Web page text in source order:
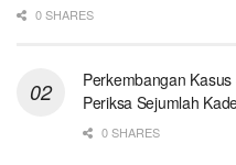
0 SHARES
Perkembangan
Periksa Sejumlah
0 SHARES